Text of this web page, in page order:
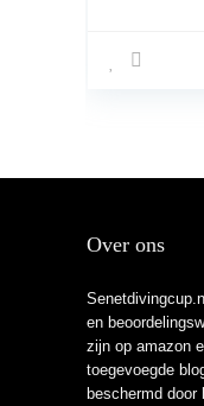
Over ons
en
zijn op amazon
toegevoegde
beschermd